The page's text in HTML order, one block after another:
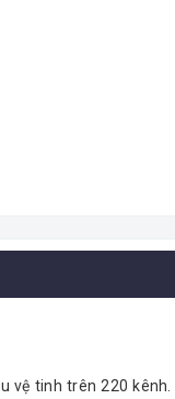
vệ tinh trên 220 kênh.